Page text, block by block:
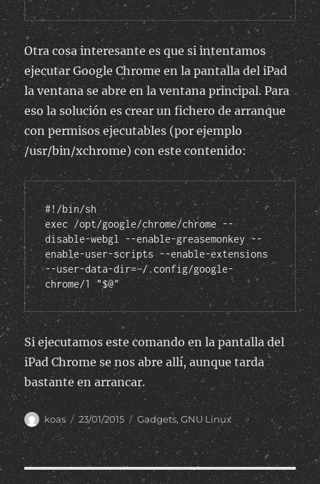
Otra cosa interesante es que si intentamos
ejecutar Google Chrome en la pantalla del iPad
la ventana se abre en la ventana principal. Para
eso la solución es crear un fichero de arranque
con permisos ejecutables (por ejemplo
/usr/bin/xchrome) con este contenido:
#!/bin/sh
exec /opt/google/chrome/chrome --
disable-webgl --enable-greasemonkey --
enable-user-scripts --enable-extensions
--user-data-dir=~/.config/google-
Si ejecutamos este comando en la pantalla del
iPad Chrome se nos abre allí, aunque tarda
bastante en arrancar.
Author
koas
Posted
on
23/01/2015 Categories
Gadgets,GNU Linux